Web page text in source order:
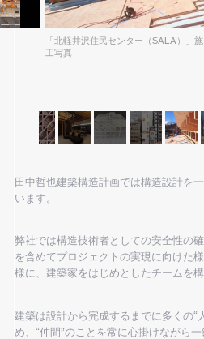
「北軽井沢住民センター（SALA）」施
工写真
田中哲也建築構造計画では構造設計を
います。
弊社では構造技術者としての安全性の
を含めてプロジェクトの実現に向けた
様に、建築家をはじめとしたチームを
建築は設計から完成するまでに多くの“
め、“仲間”のことを常に心掛けながら